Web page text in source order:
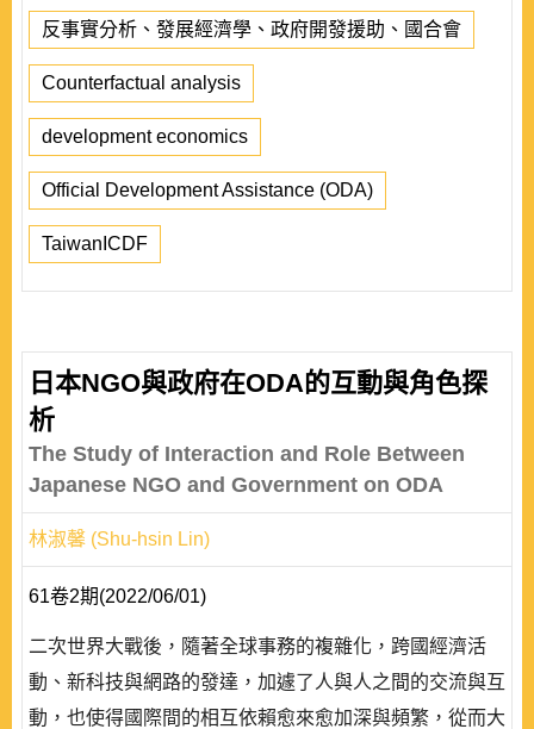
反事實分析、發展經濟學、政府開發援助、國合會
Counterfactual analysis
development economics
Official Development Assistance (ODA)
TaiwanICDF
日本NGO與政府在ODA的互動與角色探
析
The Study of Interaction and Role Between
Japanese NGO and Government on ODA
林淑馨 (Shu-hsin Lin)
61卷2期(2022/06/01)
二次世界大戰後，隨著全球事務的複雜化，跨國經濟活
動、新科技與網路的發達，加遽了人與人之間的交流與互
動，也使得國際間的相互依賴愈來愈加深與頻繁，從而大